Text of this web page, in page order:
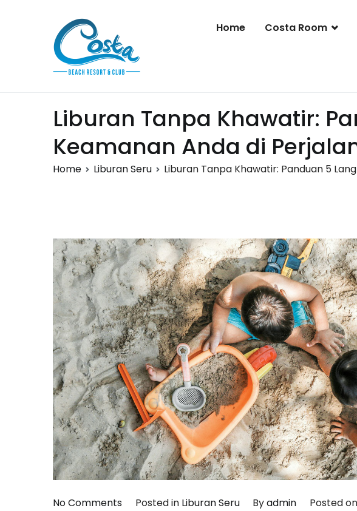
Home Costa Room
Liburan Tanpa Khawatir:
Keamanan Anda di
Home Liburan Seru Liburan Tanpa Khawatir: Panduan 5
No Commentson
Posted in Liburan Seru Byadmin Posted on